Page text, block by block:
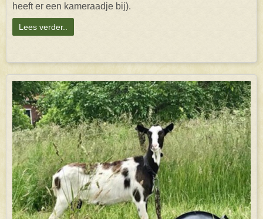
heeft er een kameraadje bij).
Lees verder..